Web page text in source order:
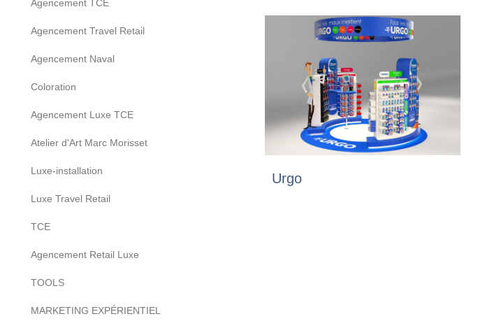
Agencement TCE
Agencement Travel Retail
Agencement Naval
Coloration
Agencement Luxe TCE
Atelier d'Art Marc Morisset
Luxe-installation
Luxe Travel Retail
TCE
Agencement Retail Luxe
TOOLS
MARKETING EXPÉRIENTIEL
Urgo